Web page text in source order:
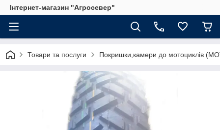
Інтернет-магазин "Агросевер"
Товари та послуги Покришки,камери до мотоциклів